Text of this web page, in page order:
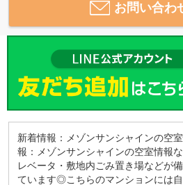
お問い合わ
新着情報：メゾンサンシャインの空
報：メゾンサンシャインの空室情報
レベータ・敷地内ごみ置き場などが
ています◎こちらのマンションには